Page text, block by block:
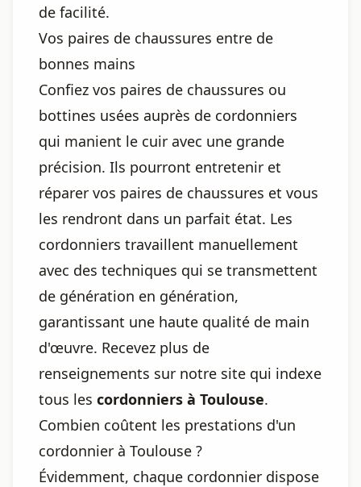
de facilité.
Vos paires de chaussures entre de
bonnes mains
Confiez vos paires de chaussures ou
bottines usées auprès de cordonniers
qui manient le cuir avec une grande
précision. Ils pourront entretenir et
réparer vos paires de chaussures et vous
les rendront dans un parfait état. Les
cordonniers travaillent manuellement
avec des techniques qui se transmettent
de génération en génération,
garantissant une haute qualité de main
d'œuvre. Recevez plus de
renseignements sur notre site qui indexe
tous les cordonniers à Toulouse.
Combien coûtent les prestations d'un
cordonnier à Toulouse ?
Évidemment, chaque cordonnier dispose